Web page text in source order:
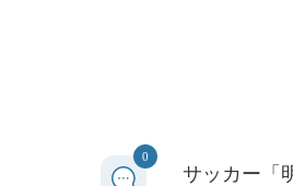
0
サッカー「